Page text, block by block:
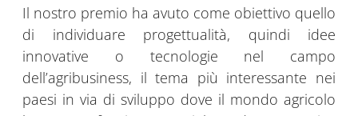
Il nostro premio ha avuto come obiettivo quello
di individuare progettualità, quindi idee
innovative o tecnologie nel campo
dell’agribusiness, il tema più interessante nei
paesi in via di sviluppo dove il mondo agricolo